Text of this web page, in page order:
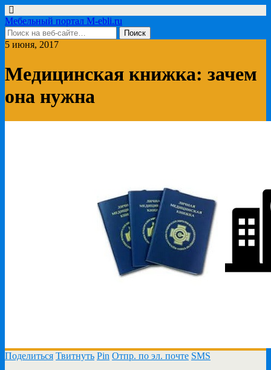
Мебельный портал M-ebli.ru
5 июня, 2017
Медицинская книжка: зачем
она нужна
Поделиться Твитнуть Pin Отпр. по эл. почте SMS